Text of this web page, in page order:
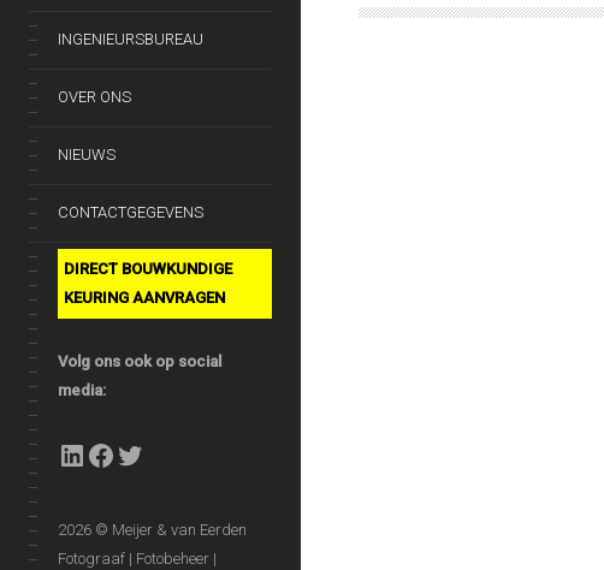
INGENIEURSBUREAU
OVER ONS
NIEUWS
CONTACTGEGEVENS
DIRECT BOUWKUNDIGE
KEURING AANVRAGEN
Volg ons ook op social
media:
LinkedIn
Facebook
2026 © Meijer & van Eerden
Fotograaf | Fotobeheer |